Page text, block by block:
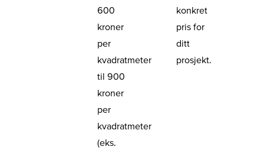
600
kroner
per
kvadratmeter
til 900
kroner
per
kvadratmeter
(eks.
konkret
pris for
ditt
prosjekt.